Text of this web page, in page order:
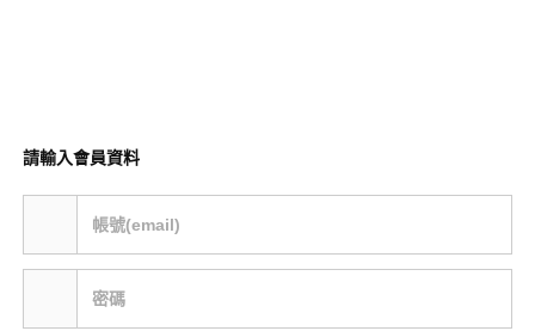
請輸入會員資料
帳號(email)
密碼